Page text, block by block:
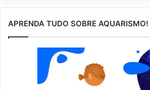
APRENDA TUDO SOBRE AQUARISMO!